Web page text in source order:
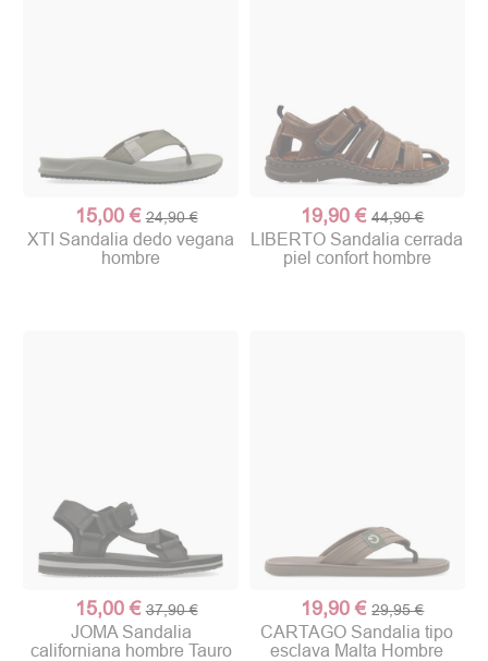
15,00 € 24,90 €
XTI Sandalia dedo vegana
hombre
19,90 € 44,90 €
LIBERTO Sandalia cerrada
piel confort hombre
15,00 € 37,90 €
JOMA Sandalia
californiana hombre Tauro
19,90 € 29,95 €
CARTAGO Sandalia tipo
esclava Malta Hombre